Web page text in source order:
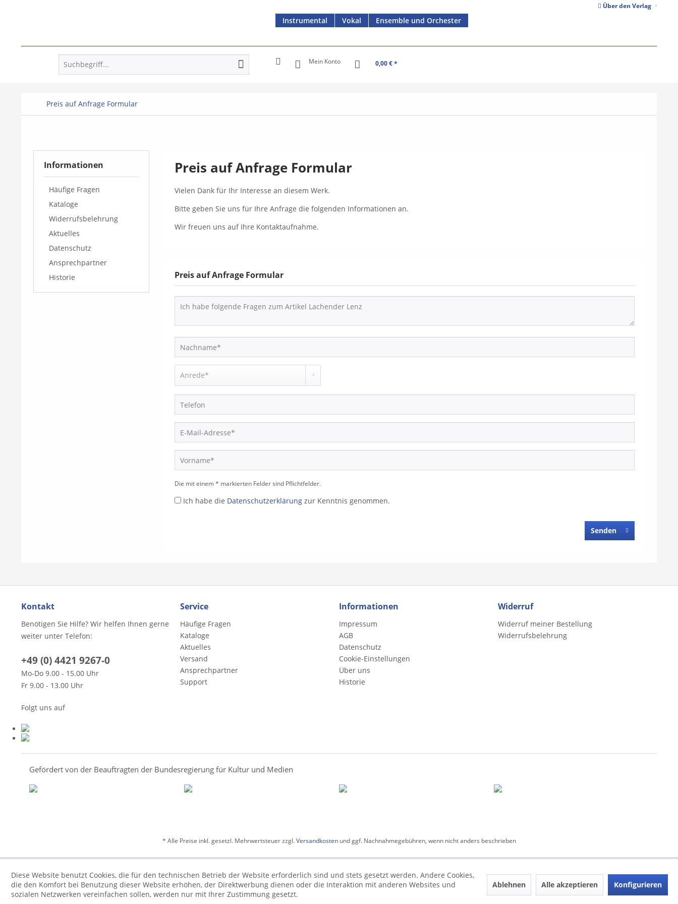
Über den Verlag
Instrumental Vokal Ensemble und Orchester
Mein Konto 0,00 € *
Preis auf Anfrage Formular
Informationen
Häufige Fragen
Kataloge
Widerrufsbelehrung
Aktuelles
Datenschutz
Ansprechpartner
Historie
Preis auf Anfrage Formular
Vielen Dank für Ihr Interesse an diesem Werk.
Bitte geben Sie uns für Ihre Anfrage die folgenden Informationen an.
Wir freuen uns auf Ihre Kontaktaufnahme.
Preis auf Anfrage Formular
Die mit einem * markierten Felder sind Pflichtfelder.
Ich habe die Datenschutzerklärung zur Kenntnis genommen.
Senden
Kontakt
Benötigen Sie Hilfe? Wir helfen Ihnen gerne
weiter unter Telefon:
+49 (0) 4421 9267-0
Mo-Do 9.00 - 15.00 Uhr
Fr 9.00 - 13.00 Uhr
Folgt uns auf
Service
Häufige Fragen
Kataloge
Aktuelles
Versand
Ansprechpartner
Support
Informationen
Impressum
AGB
Datenschutz
Cookie-Einstellungen
Über uns
Historie
Widerruf
Widerruf meiner Bestellung
Widerrufsbelehrung
Gefördert von der Beauftragten der Bundesregierung für Kultur und Medien
* Alle Preise inkl. gesetzl. Mehrwertsteuer zzgl.Versandkostenund ggf. Nachnahmegebühren, wenn nicht anders beschrieben
Diese Website benutzt Cookies, die für den technischen Betrieb der Website erforderlich sind und stets gesetzt werden. Andere Cookies,
die den Komfort bei Benutzung dieser Website erhöhen, der Direktwerbung dienen oder die Interaktion mit anderen Websites und
sozialen Netzwerken vereinfachen sollen, werden nur mit Ihrer Zustimmung gesetzt.
Ablehnen Alle akzeptieren Konfigurieren